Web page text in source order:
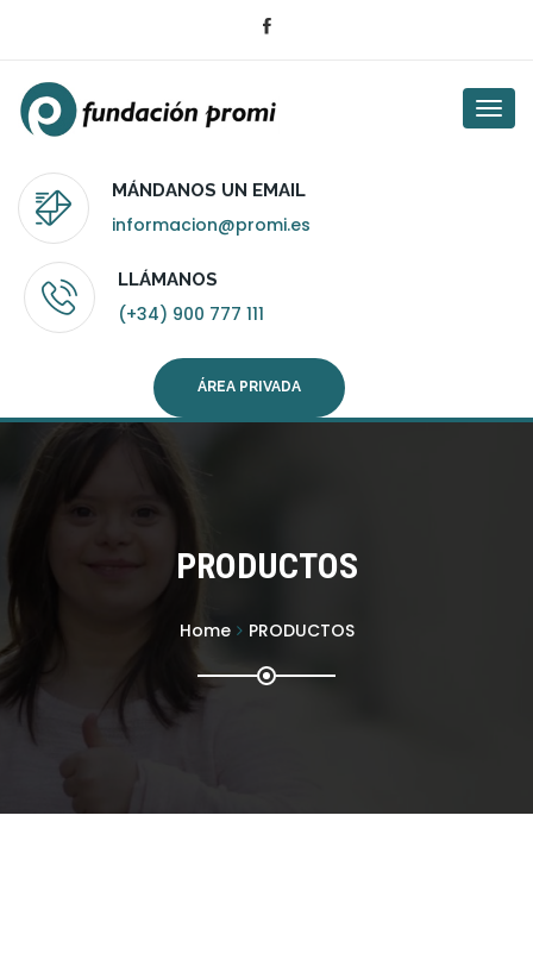
MÁNDANOS UN EMAIL
informacion@promi.es
LLÁMANOS
(+34) 900 777 111
ÁREA PRIVADA
PRODUCTOS
Home PRODUCTOS